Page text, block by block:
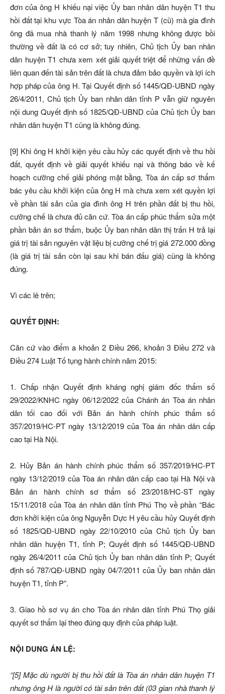
đơn của ông H khiếu nại việc Ủy ban nhân dân huyện T1 thu
hồi đất tại khu vực Tòa án nhân dân huyện T (cũ) mà gia đình
ông đã mua nhà thanh lý năm 1998 nhưng không được bồi
thường về đất là có cơ sở; tuy nhiên, Chủ tịch Ủy ban nhân
dân huyện T1 chưa xem xét giải quyết triệt để những vấn đề
liên quan đến tài sản trên đất là chưa đảm bảo quyền và lợi ích
hợp pháp của ông H. Tại Quyết định số 1445/QĐ-UBND ngày
26/4/2011, Chủ tịch Ủy ban nhân dân tỉnh P vẫn giữ nguyên
nội dung Quyết định số 1825/QĐ-UBND của Chủ tịch Ủy ban
nhân dân huyện T1 cũng là không đúng.
[9] Khi ông H khởi kiện yêu cầu hủy các quyết định về thu hồi
đất, quyết định về giải quyết khiếu nại và thông báo về kế
hoạch cưỡng chế giải phóng mặt bằng, Tòa án cấp sơ thẩm
bác yêu cầu khởi kiện của ông H mà chưa xem xét quyền lợi
về phần tài sản của gia đình ông H trên phần đất bị thu hồi,
cưỡng chế là chưa đủ căn cứ. Tòa án cấp phúc thẩm sửa một
phần bản án sơ thẩm, buộc Ủy ban nhân dân thị trấn H trả lại
giá trị tài sản nguyên vật liệu bị cưỡng chế trị giá 272.000 đồng
(là giá trị tài sản còn lại sau khi bán đấu giá) cũng là không
đúng.
Vì các lẽ trên;
QUYẾT ĐỊNH:
Căn cứ vào điểm a khoản 2 Điều 266, khoản 3 Điều 272 và
Điều 274 Luật Tố tụng hành chính năm 2015:
1. Chấp nhận Quyết định kháng nghị giám đốc thẩm số
29/2022/KNHC ngày 06/12/2022 của Chánh án Tòa án nhân
dân tối cao đối với Bản án hành chính phúc thẩm số
357/2019/HC-PT ngày 13/12/2019 của Tòa án nhân dân cấp
cao tại Hà Nội.
2. Hủy Bản án hành chính phúc thẩm số 357/2019/HC-PT
ngày 13/12/2019 của Tòa án nhân dân cấp cao tại Hà Nội và
Bản án hành chính sơ thẩm số 23/2018/HC-ST ngày
15/11/2018 của Tòa án nhân dân tỉnh Phú Thọ về phần “Bác
đơn khởi kiện của ông Nguyễn Dực H yêu cầu hủy Quyết định
số 1825/QĐ-UBND ngày 22/10/2010 của Chủ tịch Ủy ban
nhân dân huyện T1, tỉnh P; Quyết định số 1445/QĐ-UBND
ngày 26/4/2011 của Chủ tịch Ủy ban nhân dân tỉnh P; Quyết
định số 787/QĐ-UBND ngày 04/7/2011 của Ủy ban nhân dân
huyện T1, tỉnh P”.
3. Giao hồ sơ vụ án cho Tòa án nhân dân tỉnh Phú Thọ giải
quyết sơ thẩm lại theo đúng quy định của pháp luật.
NỘI DUNG ÁN LỆ:
“[5] Mặc dù người bị thu hồi đất là Tòa án nhân dân huyện T1
nhưng ông H là người có tài sản trên đất (03 gian nhà thanh lý